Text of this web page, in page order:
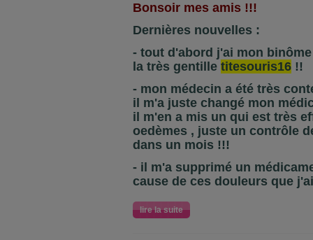
Bonsoir mes amis !!!
Dernières nouvelles :
- tout d'abord j'ai mon
la très gentille titesouris16 !!
- mon médecin a été très
il m'a juste changé mon
il m'en a mis un qui est très
oedèmes , juste un contrôle
dans un mois !!!
- il m'a supprimé un
cause de ces douleurs que
lire la suite